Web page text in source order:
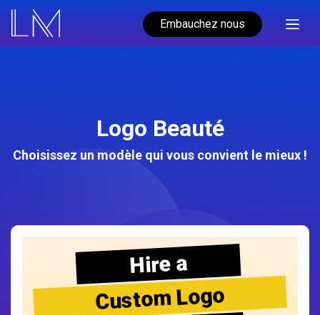
Embauchez nous
Logo Beauté
Choisissez un modèle qui vous convient le mieux !
Hire a
Custom Logo